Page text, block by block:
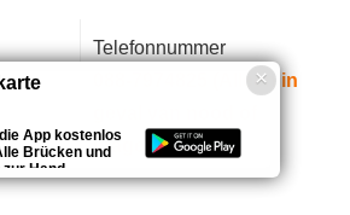
Telefonnummer
088-7974825 (Alleen in
vragen)
App kostenlos
Brücken und
Hand.